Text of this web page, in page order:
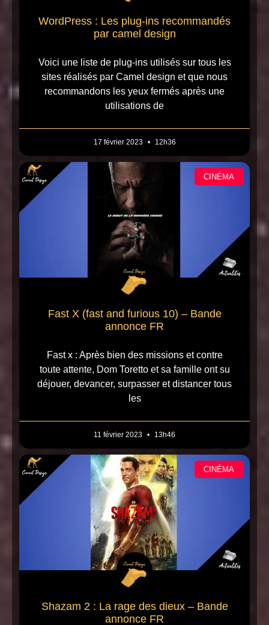
WordPress : Les plug-ins recommandés
par camel design
Voici une liste de plug-ins utilisés sur tous les
sites réalisés par Camel design et que nous
recommandons les yeux fermés après une
utilisations de
17 février 2023 12h36
CINÉMA
Fast X (fast and furious 10) – Bande
annonce FR
Fast x : Après bien des missions et contre
toute attente, Dom Toretto et sa famille ont su
déjouer, devancer, surpasser et distancer tous
les
11 février 2023 13h46
CINÉMA
Shazam 2 : La rage des dieux – Bande
annonce FR